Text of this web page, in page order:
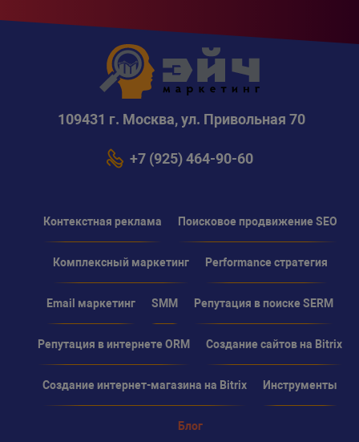
109431 г. Москва, ул. Привольная 70
+7 (925) 464-90-60
Контекстная реклама Поисковое продвижение SEO
Комплексный маркетинг Performance стратегия
Email маркетинг SMM Репутация в поиске SERM
Репутация в интернете ORM Создание сайтов на Bitrix
Создание интернет-магазина на Bitrix Инструменты
Блог